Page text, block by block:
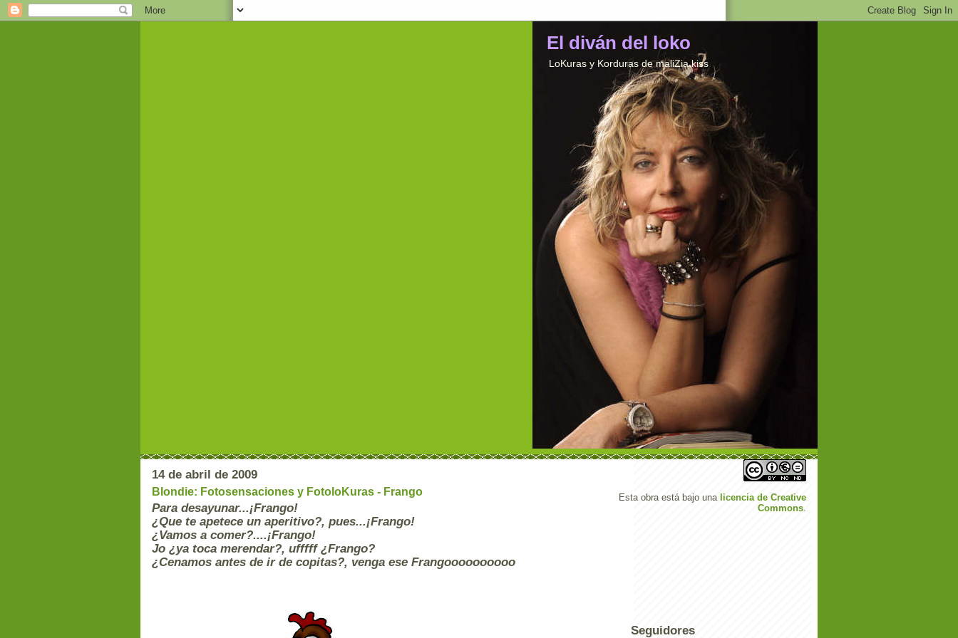
El diván del loko
LoKuras y Korduras de maliZia kiss
14 de abril de 2009
Blondie: Fotosensaciones y FotoloKuras - Frango
Para desayunar...¡Frango!
¿Que te apetece un aperitivo?, pues...¡Frango!
¿Vamos a comer?....¡Frango!
Jo ¿ya toca merendar?, ufffff ¿Frango?
¿Cenamos antes de ir de copitas?, venga ese Frangoooooooooo
Esta obra está bajo una licencia de Creative
Commons.
Seguidores